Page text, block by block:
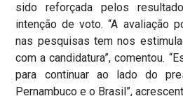
sido reforçada pelos
intenção de voto. “A avaliação
nas pesquisas tem nos
com a candidatura”, comentou.
para continuar ao lado do
Pernambuco e o Brasil”,